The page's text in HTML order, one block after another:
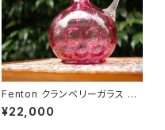
Fenton クランベリーガラス ピ
ッチャー
¥22,000